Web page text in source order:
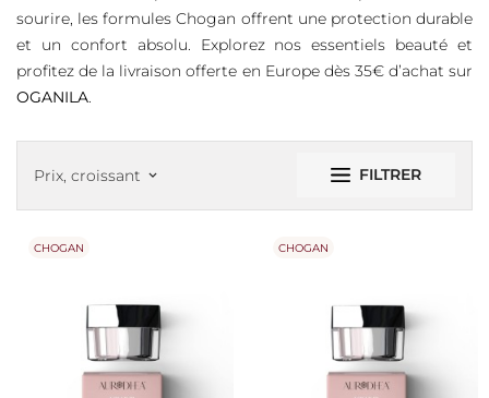
sourire, les formules Chogan offrent une protection durable
et un confort absolu. Explorez nos essentiels beauté et
profitez de la livraison offerte en Europe dès 35€ d’achat sur
OGANILA.
Prix, croissant keyboard_arrow_down FILTRER
CHOGAN CHOGAN